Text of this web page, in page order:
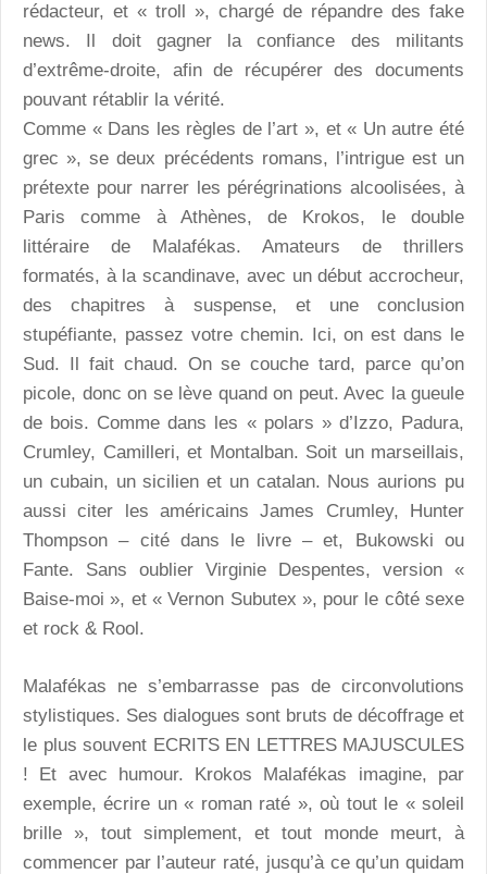
rédacteur, et « troll », chargé de répandre des fake
news. Il doit gagner la confiance des militants
d’extrême-droite, afin de récupérer des documents
pouvant rétablir la vérité.
Comme « Dans les règles de l’art », et « Un autre été
grec », se deux précédents romans, l’intrigue est un
prétexte pour narrer les pérégrinations alcoolisées, à
Paris comme à Athènes, de Krokos, le double
littéraire de Malafékas. Amateurs de thrillers
formatés, à la scandinave, avec un début accrocheur,
des chapitres à suspense, et une conclusion
stupéfiante, passez votre chemin. Ici, on est dans le
Sud. Il fait chaud. On se couche tard, parce qu’on
picole, donc on se lève quand on peut. Avec la gueule
de bois. Comme dans les « polars » d’Izzo, Padura,
Crumley, Camilleri, et Montalban. Soit un marseillais,
un cubain, un sicilien et un catalan. Nous aurions pu
aussi citer les américains James Crumley, Hunter
Thompson – cité dans le livre – et, Bukowski ou
Fante. Sans oublier Virginie Despentes, version «
Baise-moi », et « Vernon Subutex », pour le côté sexe
et rock & Rool.
Malafékas ne s’embarrasse pas de circonvolutions
stylistiques. Ses dialogues sont bruts de décoffrage et
le plus souvent ECRITS EN LETTRES MAJUSCULES
! Et avec humour. Krokos Malafékas imagine, par
exemple, écrire un « roman raté », où tout le « soleil
brille », tout simplement, et tout monde meurt, à
commencer par l’auteur raté, jusqu’à ce qu’un quidam